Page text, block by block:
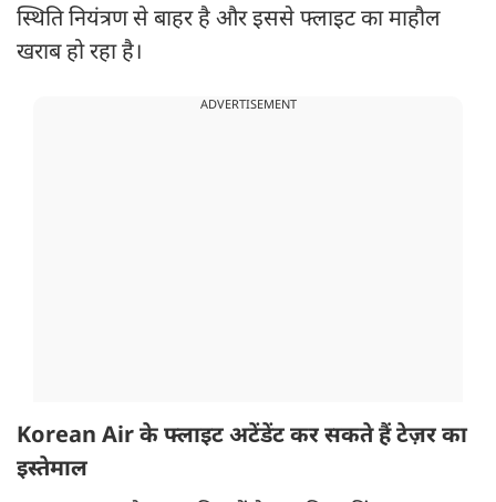
स्थिति नियंत्रण से बाहर है और इससे फ्लाइट का माहौल
खराब हो रहा है।
ADVERTISEMENT
Korean Air के फ्लाइट अटेंडेंट कर सकते हैं टेज़र का
इस्तेमाल